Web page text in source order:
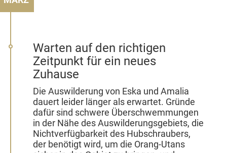
Warten auf den richtigen
Zeitpunkt für ein neues
Zuhause
Die Auswilderung von Eska und Amalia
dauert leider länger als erwartet. Gründe
dafür sind schwere Überschwemmungen
in der Nähe des Auswilderungsgebiets, die
Nichtverfügbarkeit des Hubschraubers,
der benötigt wird, um die Orang-Utans